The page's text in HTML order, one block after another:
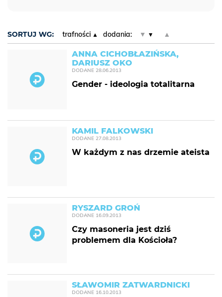
SORTUJ WG: trafności dodania: ▼ ▲
ANNA CICHOBŁAZIŃSKA,
DARIUSZ OKO
DODANE 28.06.2013
Gender - ideologia totalitarna
KAMIL FALKOWSKI
DODANE 27.08.2013
W każdym z nas drzemie ateista
RYSZARD GROŃ
DODANE 16.09.2013
Czy masoneria jest dziś
problemem dla Kościoła?
SŁAWOMIR ZATWARDNICKI
DODANE 16.10.2013